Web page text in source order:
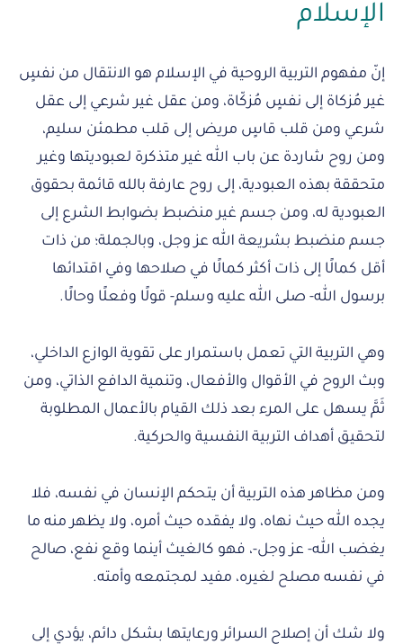
الإسلام
إنّ مفهوم التربية الروحية في الإسلام هو الانتقال من نفسٍ
غير مُزكاة إلى نفسٍ مُزكّاة، ومن عقل غير شرعي إلى عقل
شرعي ومن قلب قاسٍ مريض إلى قلب مطمئن سليم،
ومن روح شاردة عن باب الله غير متذكرة لعبوديتها وغير
متحققة بهذه العبودية، إلى روح عارفة بالله قائمة بحقوق
العبودية له، ومن جسم غير منضبط بضوابط الشرع إلى
جسم منضبط بشريعة الله عز وجل، وبالجملة؛ من ذات
أقل كمالًا إلى ذات أكثر كمالًا في صلاحها وفي اقتدائها
برسول الله- صلى الله عليه وسلم- قولًا وفعلًا وحالًا.
وهي التربية التي تعمل باستمرار على تقوية الوازع الداخلي،
وبث الروح في الأقوال والأفعال، وتنمية الدافع الذاتي، ومن
ثَمَّ يسهل على المرء بعد ذلك القيام بالأعمال المطلوبة
لتحقيق أهداف التربية النفسية والحركية.
ومن مظاهر هذه التربية أن يتحكم الإنسان في نفسه، فلا
يجده الله حيث نهاه، ولا يفقده حيث أمره، ولا يظهر منه ما
يغضب الله- عز وجل-، فهو كالغيث أينما وقع نفع، صالح
في نفسه مصلح لغيره، مفيد لمجتمعه وأمته.
ولا شك أن إصلاح السرائر ورعايتها بشكل دائم، يؤدي إلى